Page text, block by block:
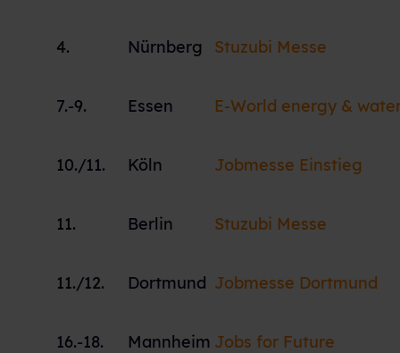
4. Nürnberg Stuzubi Messe
7.-9. Essen E-World energy &
10./11. Köln Jobmesse Einstieg
11. Berlin Stuzubi Messe
11./12. Dortmund Jobmesse Dortmund
16.-18. Mannheim Jobs for Future